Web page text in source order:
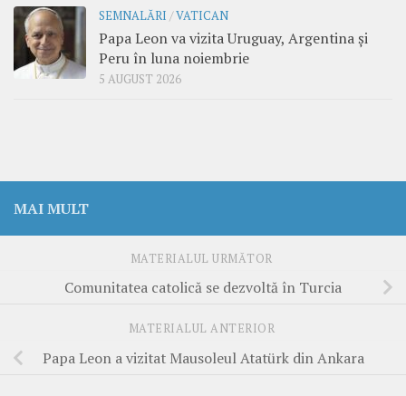
SEMNALĂRI /VATICAN
Papa Leon va vizita Uruguay, Argentina și
Peru în luna noiembrie
5 AUGUST 2026
MAI MULT
MATERIALUL URMĂTOR
Comunitatea catolică se dezvoltă în Turcia
MATERIALUL ANTERIOR
Papa Leon a vizitat Mausoleul Atatürk din Ankara